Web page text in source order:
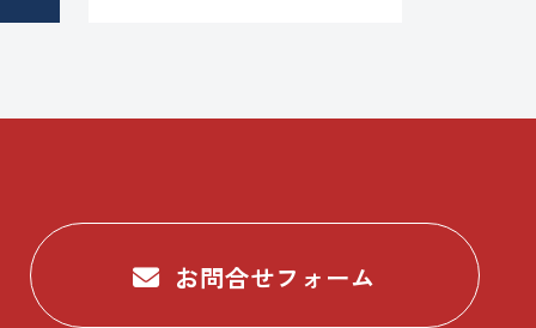
お問合せフォーム